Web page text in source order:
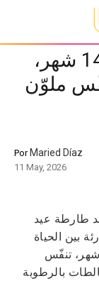
داستي الصغير، غير عندو 14 شهر،
ملوّن
Por Maried Díaz
11 May, 2026
طارطة عيد
بين الحياة
والموت. داستي الصغير، اللي غير عندو 14 شهر، تنفّس
بالرطوبة